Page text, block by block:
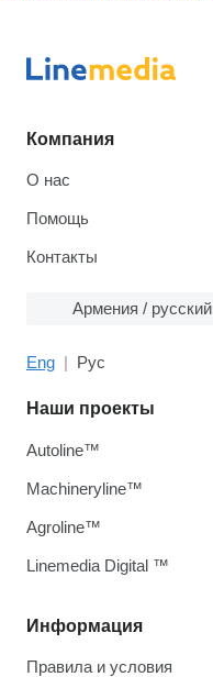
Компания
О нас
Помощь
Контакты
Армения / русский
Eng Рус
Информация
Правила и условия
Наши проекты
Autoline™
Machineryline™
Agroline™
Linemedia Digital ™